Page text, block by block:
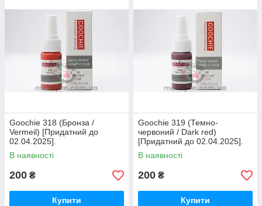
Goochie 318 (Бронза /
Vermeil) [Придатний до
02.04.2025].
В наявності
200 ₴
Купити
Goochie 319 (Темно-
червоний / Dark red)
[Придатний до 02.04.2025].
В наявності
200 ₴
Купити